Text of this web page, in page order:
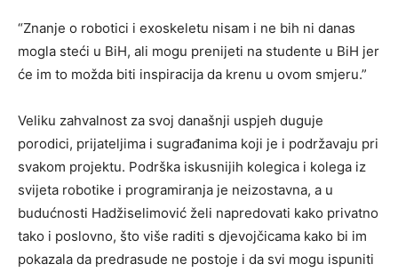
“Znanje o robotici i exoskeletu nisam i ne bih ni danas
mogla steći u BiH, ali mogu prenijeti na studente u BiH jer
će im to možda biti inspiracija da krenu u ovom smjeru.”
Veliku zahvalnost za svoj današnji uspjeh duguje
porodici, prijateljima i sugrađanima koji je i podržavaju pri
svakom projektu. Podrška iskusnijih kolegica i kolega iz
svijeta robotike i programiranja je neizostavna, a u
budućnosti Hadžiselimović želi napredovati kako privatno
tako i poslovno, što više raditi s djevojčicama kako bi im
pokazala da predrasude ne postoje i da svi mogu ispuniti